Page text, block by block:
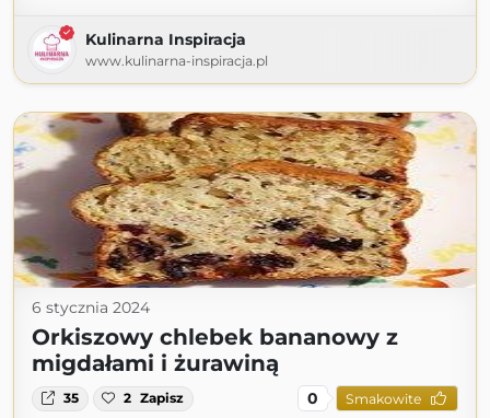
Kulinarna Inspiracja
www.kulinarna-inspiracja.pl
6 stycznia 2024
Orkiszowy chlebek bananowy z
migdałami i żurawiną
35 2 Zapisz 0 Smakowite